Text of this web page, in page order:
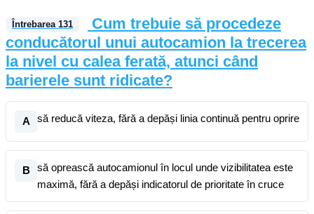
Întrebarea 131
Cum trebuie să procedeze
conducătorul unui autocamion la trecerea
la nivel cu calea ferată, atunci când
barierele sunt ridicate?
A să reducă viteza, fără a depăși linia continuă pentru oprire
B
să oprească autocamionul în locul unde vizibilitatea este
maximă, fără a depăși indicatorul de prioritate în cruce